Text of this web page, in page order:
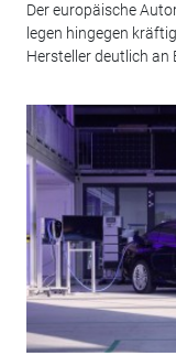
Der europäische
legen hingegen
Hersteller deutlich an